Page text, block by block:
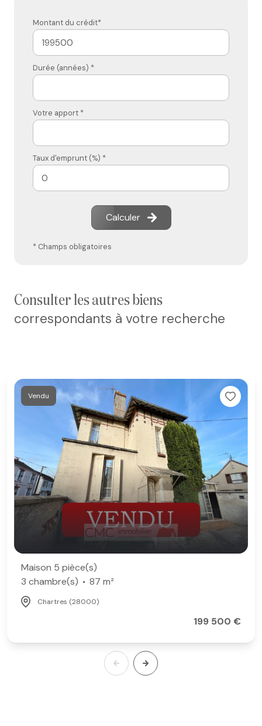
Montant du crédit*
Durée (années) *
Votre apport *
Taux d'emprunt (%) *
Calculer
* Champs obligatoires
consulter les autres biens
correspondants à votre recherche
Vendu
Maison 5 pièce(s)
3 chambre(s)
87 m²
Chartres (28000)
199 500 €